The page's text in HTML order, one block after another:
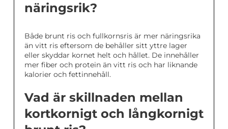
näringsrik?
Både brunt ris och fullkornsris är mer näringsrika
än vitt ris eftersom de behåller sitt yttre lager
eller skyddar kornet helt och hållet. De innehåller
mer fiber och protein än vitt ris och har liknande
kalorier och fettinnehåll.
Vad är skillnaden mellan
kortkornigt och långkornigt